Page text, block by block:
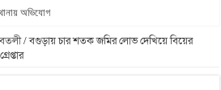
অভিযোগ
/বগুড়ায় চার শতক জমির লোভ দেখিয়ে বিয়ের